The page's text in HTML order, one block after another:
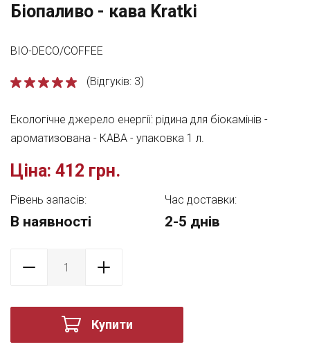
Біопаливо - кава Kratki
BIO-DECO/COFFEE
(Відгуків: 3)
Екологічне джерело енергії: рідина для біокамінів -
ароматизована - КАВА - упаковка 1 л.
Ціна: 412 грн.
Рівень запасів:
В наявності
Час доставки:
2-5 днів
Купити